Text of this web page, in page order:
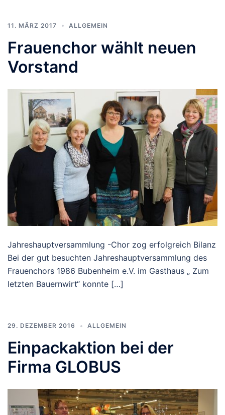
11. MÄRZ 2017 ALLGEMEIN
Frauenchor wählt neuen
Vorstand
Jahreshauptversammlung -Chor zog erfolgreich Bilanz
Bei der gut besuchten Jahreshauptversammlung des
Frauenchors 1986 Bubenheim e.V. im Gasthaus „ Zum
letzten Bauernwirt“ konnte […]
29. DEZEMBER 2016 ALLGEMEIN
Einpackaktion bei der
Firma GLOBUS